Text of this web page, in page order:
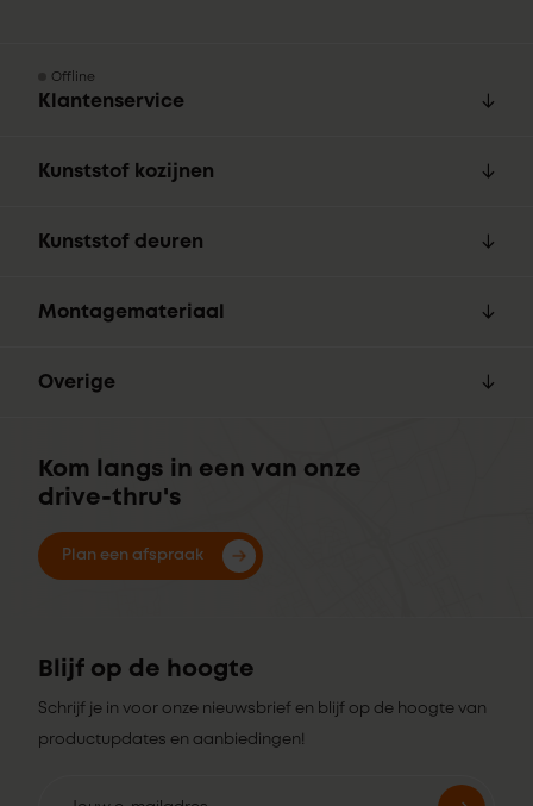
Offline
Klantenservice
Kunststof kozijnen
Kunststof deuren
Montagemateriaal
Overige
Kom langs in een van onze
drive-thru's
Plan een afspraak
Blijf op de hoogte
Schrijf je in voor onze nieuwsbrief en blijf op de hoogte van
productupdates en aanbiedingen!